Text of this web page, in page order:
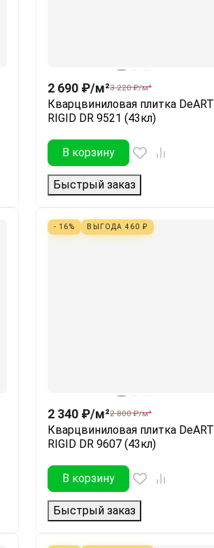
2 690 ₽/м²3 220 ₽/м²
Кварцвиниловая плитка DeART
RIGID DR 9521 (43кл)
В корзину
Быстрый заказ
- 16% ВЫГОДА 460 ₽
2 340 ₽/м²2 800 ₽/м²
Кварцвиниловая плитка DeART
RIGID DR 9607 (43кл)
В корзину
Быстрый заказ